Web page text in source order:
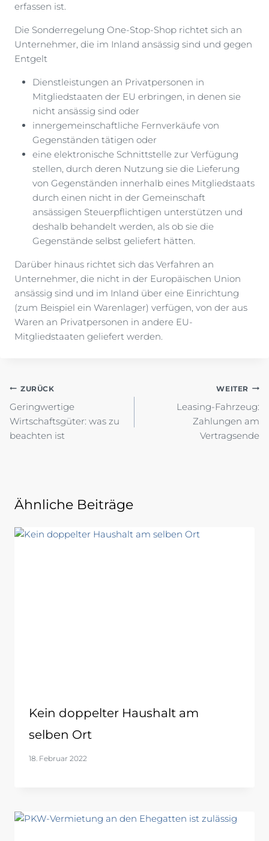
erfassen ist.
Die Sonderregelung One-Stop-Shop richtet sich an
Unternehmer, die im Inland ansässig sind und gegen
Entgelt
Dienstleistungen an Privatpersonen in
Mitgliedstaaten der EU erbringen, in denen sie
nicht ansässig sind oder
innergemeinschaftliche Fernverkäufe von
Gegenständen tätigen oder
eine elektronische Schnittstelle zur Verfügung
stellen, durch deren Nutzung sie die Lieferung
von Gegenständen innerhalb eines Mitgliedstaats
durch einen nicht in der Gemeinschaft
ansässigen Steuerpflichtigen unterstützen und
deshalb behandelt werden, als ob sie die
Gegenstände selbst geliefert hätten.
Darüber hinaus richtet sich das Verfahren an
Unternehmer, die nicht in der Europäischen Union
ansässig sind und im Inland über eine Einrichtung
(zum Beispiel ein Warenlager) verfügen, von der aus
Waren an Privatpersonen in andere EU-
Mitgliedstaaten geliefert werden.
Beitragsnavigation
ZURÜCK
Geringwertige
Wirtschaftsgüter: was zu
beachten ist
WEITER
Leasing-Fahrzeug:
Zahlungen am
Vertragsende
Ähnliche Beiträge
Kein doppelter Haushalt am
selben Ort
18. Februar 2022